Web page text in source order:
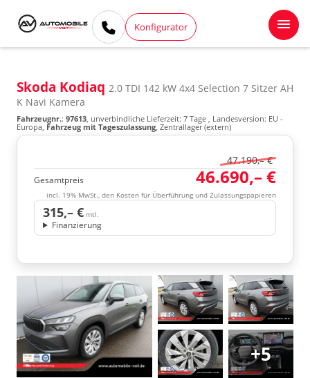
Konfigurator
Skoda Kodiaq 2.0 TDI 142 kW 4x4 Selection 7 Sitzer AH
K Navi Kamera
Fahrzeugnr.: 97613, unverbindliche Lieferzeit: 7 Tage , Landesversion: EU -
Europa, Fahrzeug mit Tageszulassung, Zentrallager (extern)
47.190,– €
Gesamtpreis 46.690,– €
incl. 19% MwSt., den Kosten für Überführung und Zulassungspapieren
315,– € mtl.
Finanzierung
+5